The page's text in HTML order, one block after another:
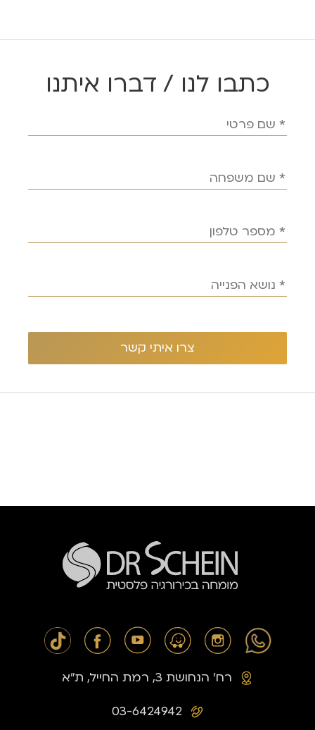
כתבו לנו / דברו איתנו
03-6424942
רח׳ הנחושת 3, רמת החייל, ת״א